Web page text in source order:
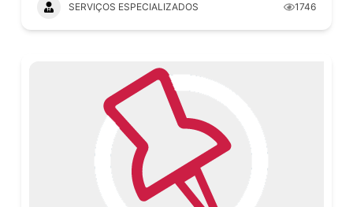
SERVIÇOS ESPECIALIZADOS 1746